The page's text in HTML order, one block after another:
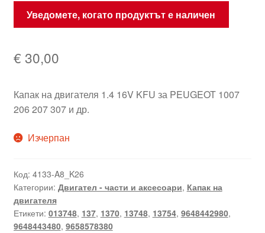
Уведомете, когато продуктът е наличен
€ 30,00
Капак на двигателя 1.4 16V KFU за PEUGEOT 1007
206 207 307 и др.
Изчерпан
Код: 4133-A8_K26
Категории: Двигател - части и аксесоари, Капак на
двигателя
Етикети: 013748, 137, 1370, 13748, 13754, 9648442980,
9648443480, 9658578380